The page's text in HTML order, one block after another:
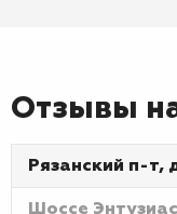
Отзывы
Рязанский п-т,
Шоссе